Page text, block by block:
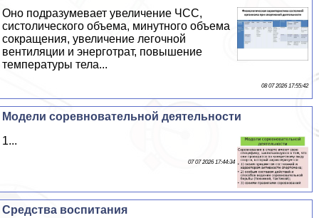
Оно подразумевает увеличение ЧСС,
систолического объема, минутного объема
сокращения, увеличение легочной
вентиляции и энерготрат, повышение
температуры тела...
08 07 2026 17:55:42
Модели соревновательной деятельности
1...
07 07 2026 17:44:34
Средства воспитания